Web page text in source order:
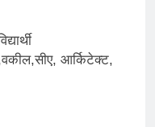
आर्किटेक्ट,